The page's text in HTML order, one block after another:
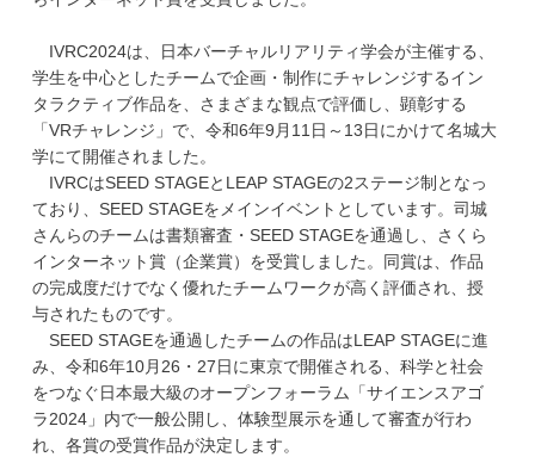
IVRC2024は、日本バーチャルリアリティ学会が主催する、
学生を中心としたチームで企画・制作にチャレンジするイン
タラクティブ作品を、さまざまな観点で評価し、顕彰する
「VRチャレンジ」で、令和6年9月11日～13日にかけて名城大
学にて開催されました。
IVRCはSEED STAGEとLEAP STAGEの2ステージ制となっ
ており、SEED STAGEをメインイベントとしています。司城
さんらのチームは書類審査・SEED STAGEを通過し、さくら
インターネット賞（企業賞）を受賞しました。同賞は、作品
の完成度だけでなく優れたチームワークが高く評価され、授
与されたものです。
SEED STAGEを通過したチームの作品はLEAP STAGEに進
み、令和6年10月26・27日に東京で開催される、科学と社会
をつなぐ日本最大級のオープンフォーラム「サイエンスアゴ
ラ2024」内で一般公開し、体験型展示を通して審査が行わ
れ、各賞の受賞作品が決定します。